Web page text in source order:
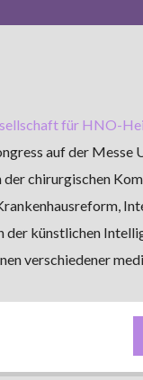
für HNO-
auf der
chirurgischen
künstlichen
verschiedener